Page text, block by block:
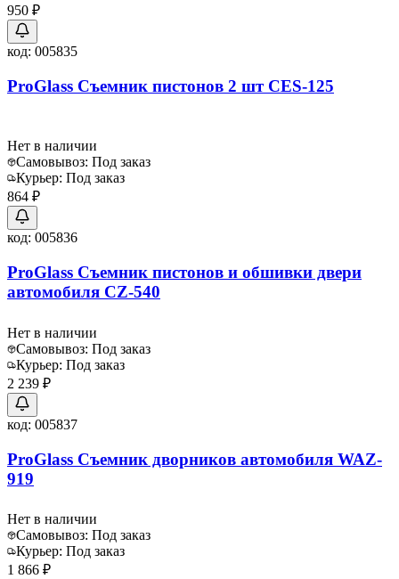
950 ₽
код: 005835
ProGlass Съемник пистонов 2 шт CES-125
Нет в наличии
Самовывоз: Под заказ
Курьер: Под заказ
864 ₽
код: 005836
ProGlass Съемник пистонов и обшивки двери
автомобиля CZ-540
Нет в наличии
Самовывоз: Под заказ
Курьер: Под заказ
2 239 ₽
код: 005837
ProGlass Съемник дворников автомобиля WAZ-
919
Нет в наличии
Самовывоз: Под заказ
Курьер: Под заказ
1 866 ₽